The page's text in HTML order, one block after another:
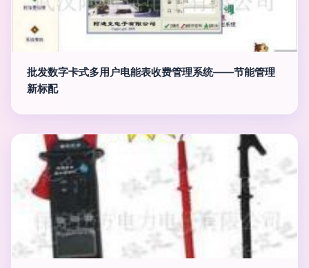
批发数字卡式多用户电能表收费管理系统——节能管理
新标配